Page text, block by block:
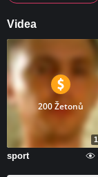
Videa
200 Žetonů
sport